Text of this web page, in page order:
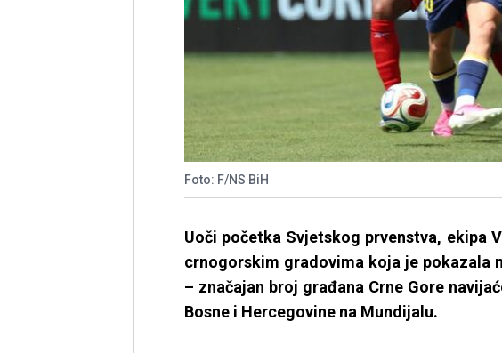
Foto: F/NS BiH
Uoči početka Svjetskog prvenstva, ekipa
crnogorskim gradovima koja je pokazala
– značajan broj građana Crne Gore
Bosne i Hercegovine na Mundijalu.